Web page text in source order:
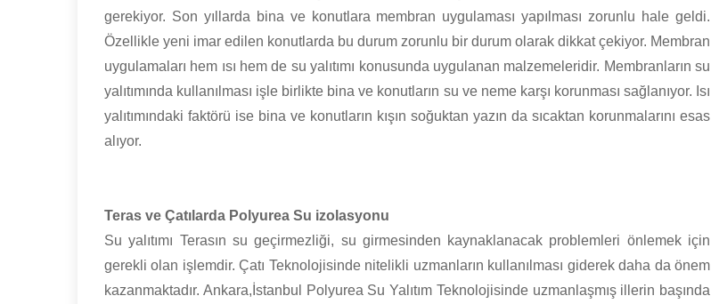
gerekiyor. Son yıllarda bina ve konutlara membran uygulaması yapılması zorunlu hale geldi.
Özellikle yeni imar edilen konutlarda bu durum zorunlu bir durum olarak dikkat çekiyor. Membran
uygulamaları hem ısı hem de su yalıtımı konusunda uygulanan malzemeleridir. Membranların su
yalıtımında kullanılması işle birlikte bina ve konutların su ve neme karşı korunması sağlanıyor. Isı
yalıtımındaki faktörü ise bina ve konutların kışın soğuktan yazın da sıcaktan korunmalarını esas
alıyor.
Teras ve Çatılarda Polyurea Su izolasyonu
Su yalıtımı Terasın su geçirmezliği, su girmesinden kaynaklanacak problemleri önlemek için
gerekli olan işlemdir. Çatı Teknolojisinde nitelikli uzmanların kullanılması giderek daha da önem
kazanmaktadır. Ankara,İstanbul Polyurea Su Yalıtım Teknolojisinde uzmanlaşmış illerin başında